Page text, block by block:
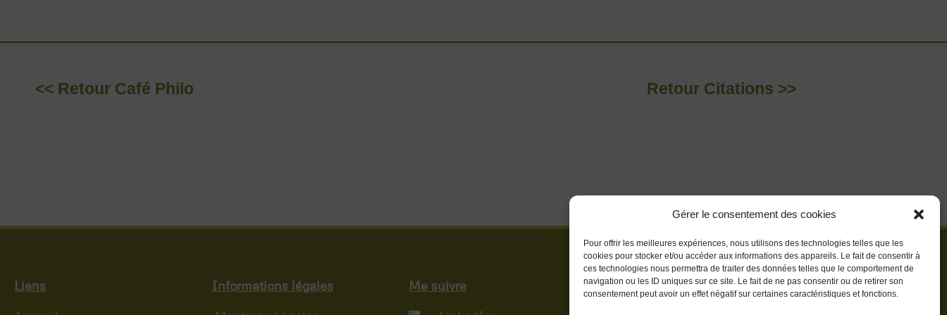
Gérer le consentement des cookies
Pour offrir les meilleures expériences, nous utilisons des technologies telles que les
cookies pour stocker et/ou accéder aux informations des appareils. Le fait de consentir à
ces technologies nous permettra de traiter des données telles que le comportement de
navigation ou les ID uniques sur ce site. Le fait de ne pas consentir ou de retirer son
consentement peut avoir un effet négatif sur certaines caractéristiques et fonctions.
<< Retour Café Philo Retour Citations >>
Liens
Informations légales
Me suivre